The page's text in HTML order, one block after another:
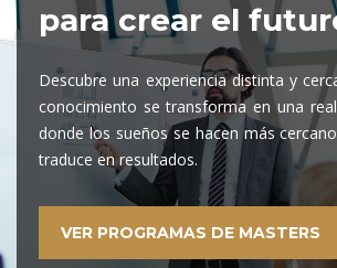
para crear el
Descubre una experiencia distinta y
conocimiento se transforma en una
donde los sueños se hacen más
traduce en resultados.
VER PROGRAMAS DE MASTERS